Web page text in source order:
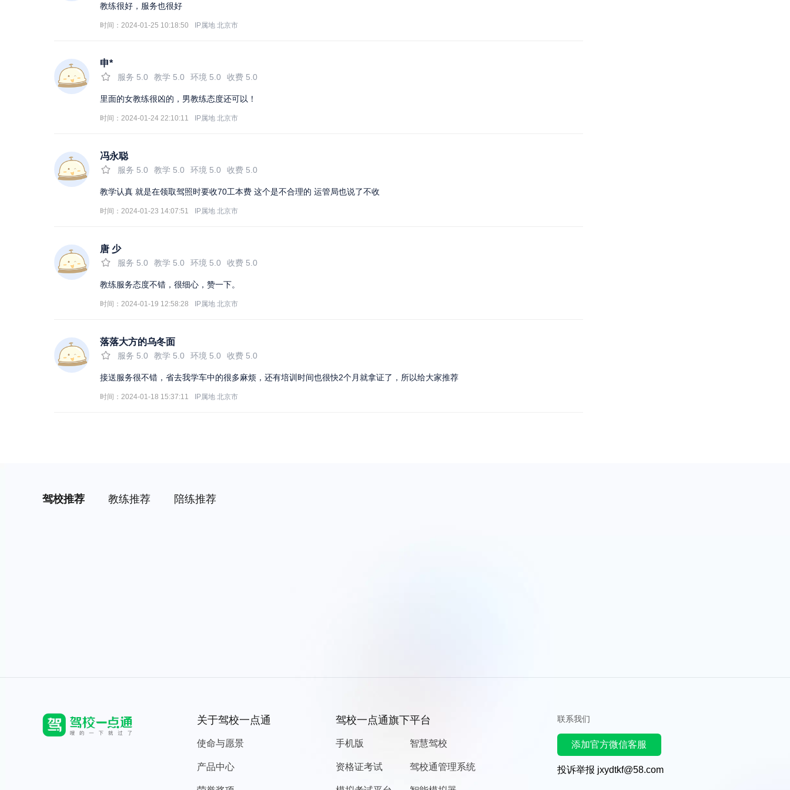
教练很好，服务也很好
时间：2024-01-25 10:18:50 IP属地 北京市
申*
服务 5.0 教学 5.0 环境 5.0 收费 5.0
里面的女教练很凶的，男教练态度还可以！
时间：2024-01-24 22:10:11 IP属地 北京市
冯永聪
服务 5.0 教学 5.0 环境 5.0 收费 5.0
教学认真 就是在领取驾照时要收70工本费 这个是不合理的 运管局也说了不收
时间：2024-01-23 14:07:51 IP属地 北京市
唐 少
服务 5.0 教学 5.0 环境 5.0 收费 5.0
教练服务态度不错，很细心，赞一下。
时间：2024-01-19 12:58:28 IP属地 北京市
落落大方的乌冬面
服务 5.0 教学 5.0 环境 5.0 收费 5.0
接送服务很不错，省去我学车中的很多麻烦，还有培训时间也很快2个月就拿证了，所以给大家推荐
时间：2024-01-18 15:37:11 IP属地 北京市
驾校推荐 教练推荐 陪练推荐
关于驾校一点通
使命与愿景
产品中心
驾校一点通旗下平台
手机版
资格证考试
智慧驾校
驾校通管理系统
联系我们
添加官方微信客服
投诉举报 jxydtkf@58.com